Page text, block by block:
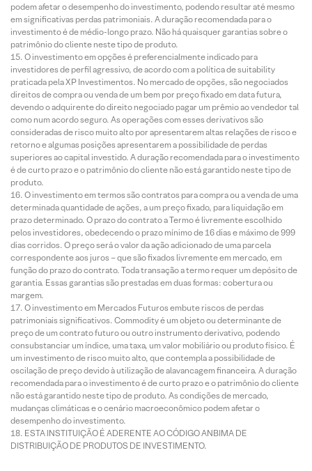
podem afetar o desempenho do investimento, podendo resultar até mesmo
em significativas perdas patrimoniais. A duração recomendada para o
investimento é de médio-longo prazo. Não há quaisquer garantias sobre o
patrimônio do cliente neste tipo de produto.
O investimento em opções é preferencialmente indicado para
investidores de perfil agressivo, de acordo com a política de suitability
praticada pela XP Investimentos. No mercado de opções, são negociados
direitos de compra ou venda de um bem por preço fixado em data futura,
devendo o adquirente do direito negociado pagar um prêmio ao vendedor tal
como num acordo seguro. As operações com esses derivativos são
consideradas de risco muito alto por apresentarem altas relações de risco e
retorno e algumas posições apresentarem a possibilidade de perdas
superiores ao capital investido. A duração recomendada para o investimento
é de curto prazo e o patrimônio do cliente não está garantido neste tipo de
produto.
O investimento em termos são contratos para compra ou a venda de uma
determinada quantidade de ações, a um preço fixado, para liquidação em
prazo determinado. O prazo do contrato a Termo é livremente escolhido
pelos investidores, obedecendo o prazo mínimo de 16 dias e máximo de 999
dias corridos. O preço será o valor da ação adicionado de uma parcela
correspondente aos juros – que são fixados livremente em mercado, em
função do prazo do contrato. Toda transação a termo requer um depósito de
garantia. Essas garantias são prestadas em duas formas: cobertura ou
margem.
O investimento em Mercados Futuros embute riscos de perdas
patrimoniais significativos. Commodity é um objeto ou determinante de
preço de um contrato futuro ou outro instrumento derivativo, podendo
consubstanciar um índice, uma taxa, um valor mobiliário ou produto físico. É
um investimento de risco muito alto, que contempla a possibilidade de
oscilação de preço devido à utilização de alavancagem financeira. A duração
recomendada para o investimento é de curto prazo e o patrimônio do cliente
não está garantido neste tipo de produto. As condições de mercado,
mudanças climáticas e o cenário macroeconômico podem afetar o
desempenho do investimento.
ESTA INSTITUIÇÃO É ADERENTE AO CÓDIGO ANBIMA DE
DISTRIBUIÇÃO DE PRODUTOS DE INVESTIMENTO.